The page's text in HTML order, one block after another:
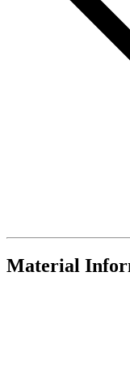
Material